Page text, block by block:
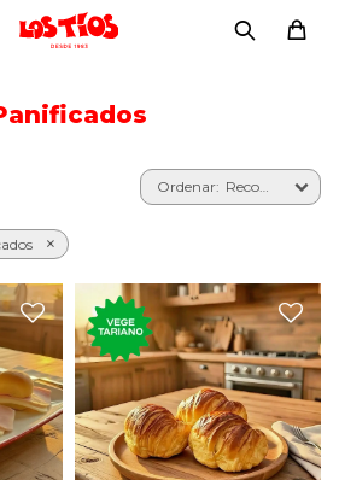
Recomendados
Tres medialunas de
manteca.